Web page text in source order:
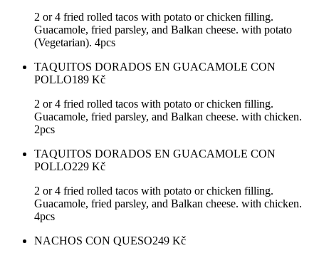
2 or 4 fried rolled tacos with potato or chicken filling.
Guacamole, fried parsley, and Balkan cheese. with potato
(Vegetarian). 4pcs
TAQUITOS DORADOS EN GUACAMOLE CON
POLLO189 Kč
2 or 4 fried rolled tacos with potato or chicken filling.
Guacamole, fried parsley, and Balkan cheese. with chicken.
2pcs
TAQUITOS DORADOS EN GUACAMOLE CON
POLLO229 Kč
2 or 4 fried rolled tacos with potato or chicken filling.
Guacamole, fried parsley, and Balkan cheese. with chicken.
4pcs
NACHOS CON QUESO249 Kč